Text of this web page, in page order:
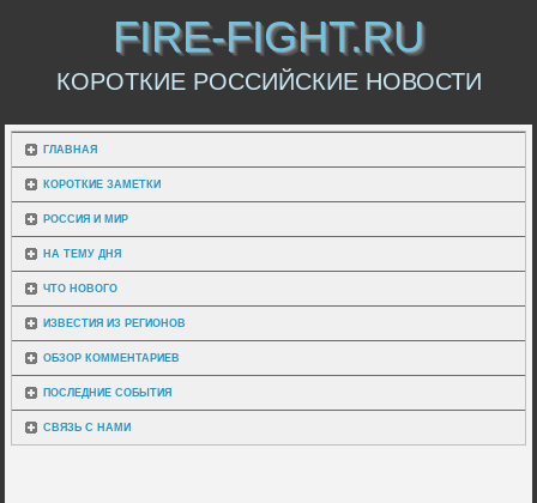
FIRE-FIGHT.RU
КОРОТКИЕ РОССИЙСКИЕ НОВОСТИ
ГЛАВНАЯ
КОРОТКИЕ ЗАМЕТКИ
РОССИЯ И МИР
НА ТЕМУ ДНЯ
ЧТО НОВОГО
ИЗВЕСТИЯ ИЗ РЕГИОНОВ
ОБЗОР КОММЕНТАРИЕВ
ПОСЛЕДНИЕ СОБЫТИЯ
СВЯЗЬ С НАМИ